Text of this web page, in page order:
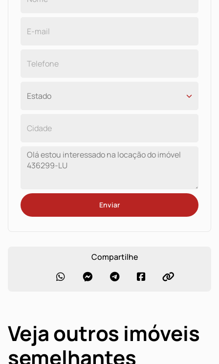
Enviar
Compartilhe
Veja outros imóveis
semelhantes